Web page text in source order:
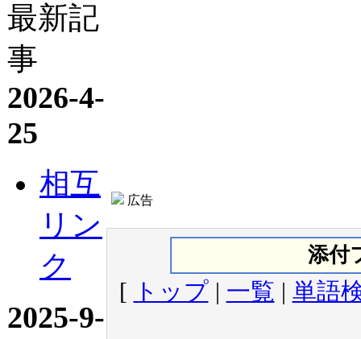
最新記
事
2026-4-
25
相互
リン
ク
2025-9-
広告
添付
[ トップ| 一覧 | 単語